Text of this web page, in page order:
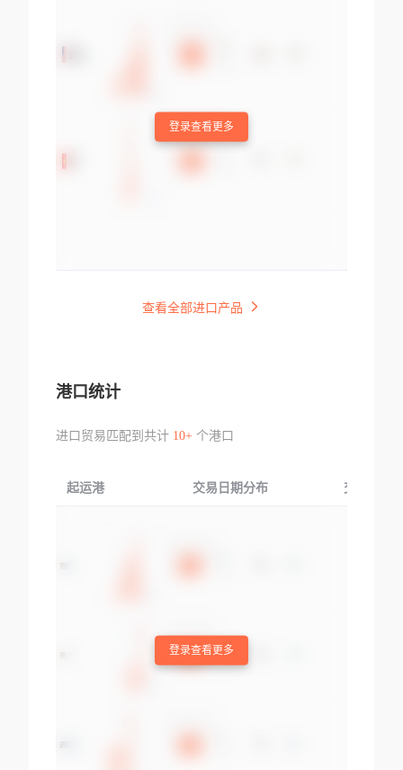
登录查看更多
查看全部进口产品
港口统计
进口贸易匹配到共计 10+个港口
起运港 交易日期分布 交易产品
登录查看更多